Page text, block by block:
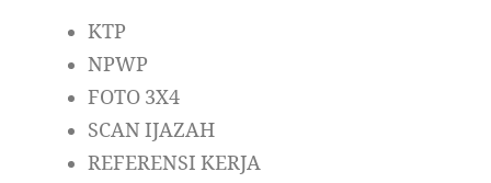
KTP
NPWP
FOTO 3X4
SCAN IJAZAH
REFERENSI KERJA